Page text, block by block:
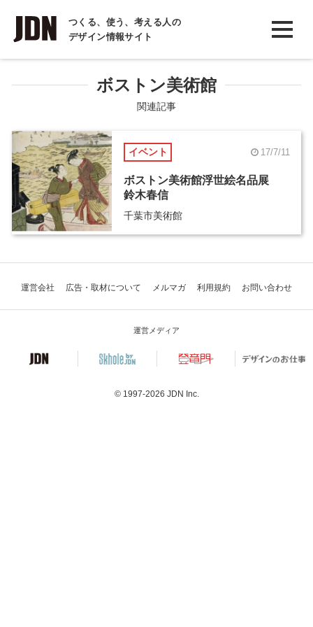
つくる、使う、考える人の
デザイン情報サイト
INTERVIEW
インタビュー
REPORT
COLUMN
コラム
ボストン美術館
関連記事
イベント 17/7/11
ボストン美術館浮世絵名品展
鈴木春信
千葉市美術館
運営会社 広告・取材について メルマガ 利用規約 お問い合わせ
運営メディア
© 1997-2026 JDN Inc.